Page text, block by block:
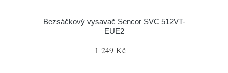
Bezsáčkový vysavač Sencor SVC 512VT-
EUE2
1 249 Kč